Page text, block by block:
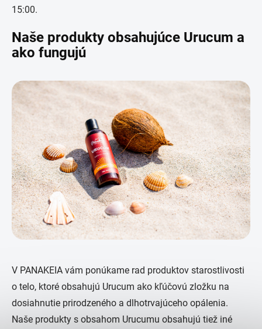
15:00.
Naše produkty obsahujúce Urucum a
ako fungujú
V PANAKEIA vám ponúkame rad produktov starostlivosti
o telo, ktoré obsahujú Urucum ako kľúčovú zložku na
dosiahnutie prirodzeného a dlhotrvajúceho opálenia.
Naše produkty s obsahom Urucumu obsahujú tiež iné